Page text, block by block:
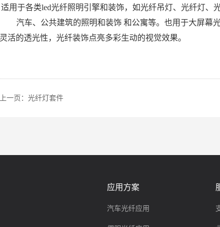
适用于各类led光纤照明引擎和装饰，如光纤吊灯、光纤灯、
汽车、公共建筑的照明和装饰 和公寓等。也用于大屏幕
灵活的透光性，光纤装饰点亮多彩生动的视觉效果。
上一页： 光纤灯套件
应用方案
汽车光纤应用